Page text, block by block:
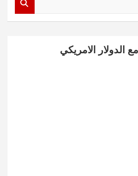
الدولار الامريكي